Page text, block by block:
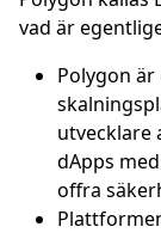
vad är
Polygon
utvecklare
dApps
offra